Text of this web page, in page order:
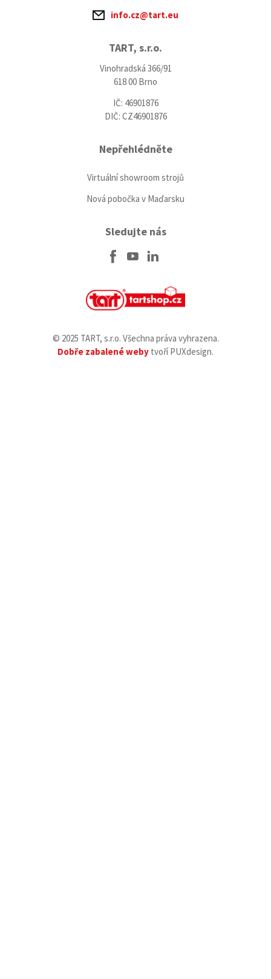
info.cz@tart.eu
TART, s.r.o.
Vinohradská 366/91
618 00 Brno
IČ: 46901876
DIČ: CZ46901876
Nepřehlédněte
Virtuální showroom strojů
Nová pobočka v Maďarsku
Sledujte nás
© 2025 TART, s.r.o. Všechna práva vyhrazena.
Dobře zabalené weby tvoří PUXdesign.